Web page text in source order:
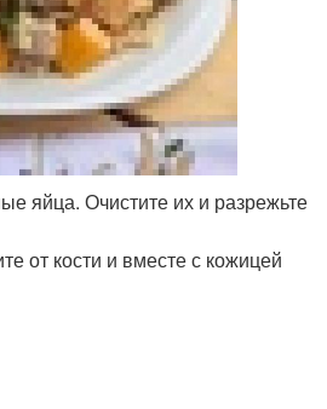
яйца. Очистите их и разрежьте
от кости и вместе с кожицей